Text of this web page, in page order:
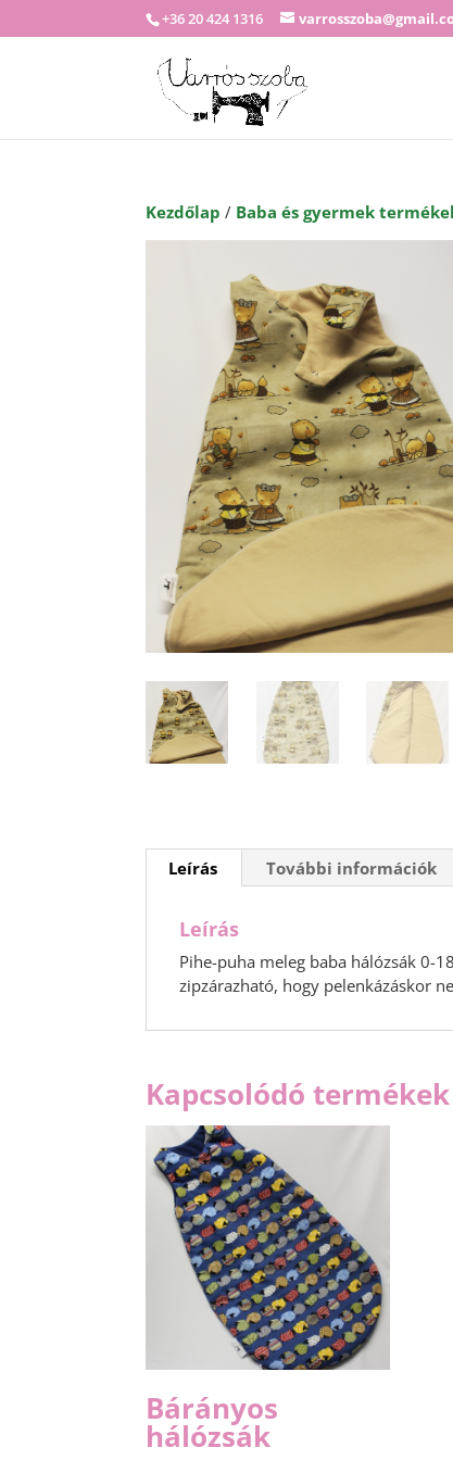
+36 20 424 1316
Kezdőlap / Baba és gyermek
Leírás További információk
Leírás
Pihe-puha meleg baba hálózsák 0-
zipzárazható, hogy pelenkázáskor
Kapcsolódó termékek
Bárányos
hálózsák